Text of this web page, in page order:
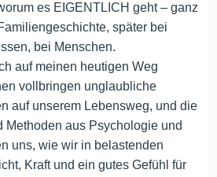
es EIGENTLICH geht – ganz
später bei
bei Menschen.
auf meinen heutigen Weg
vollbringen unglaubliche
auf unserem Lebensweg, und die
Methoden aus Psychologie und
uns, wie wir in belastenden
Kraft und ein gutes Gefühl für